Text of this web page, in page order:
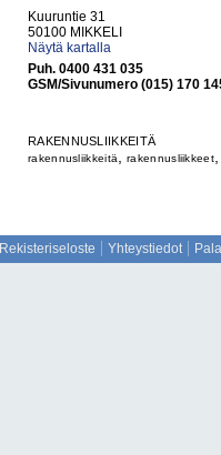
Kuuruntie 31
50100 MIKKELI
Näytä kartalla
Puh. 0400 431 035
GSM/Sivunumero (015) 170
RAKENNUSLIIKKEITÄ
rakennusliikkeitä ,rakennusliikkeet,
Rekisteriseloste Yhteystiedot